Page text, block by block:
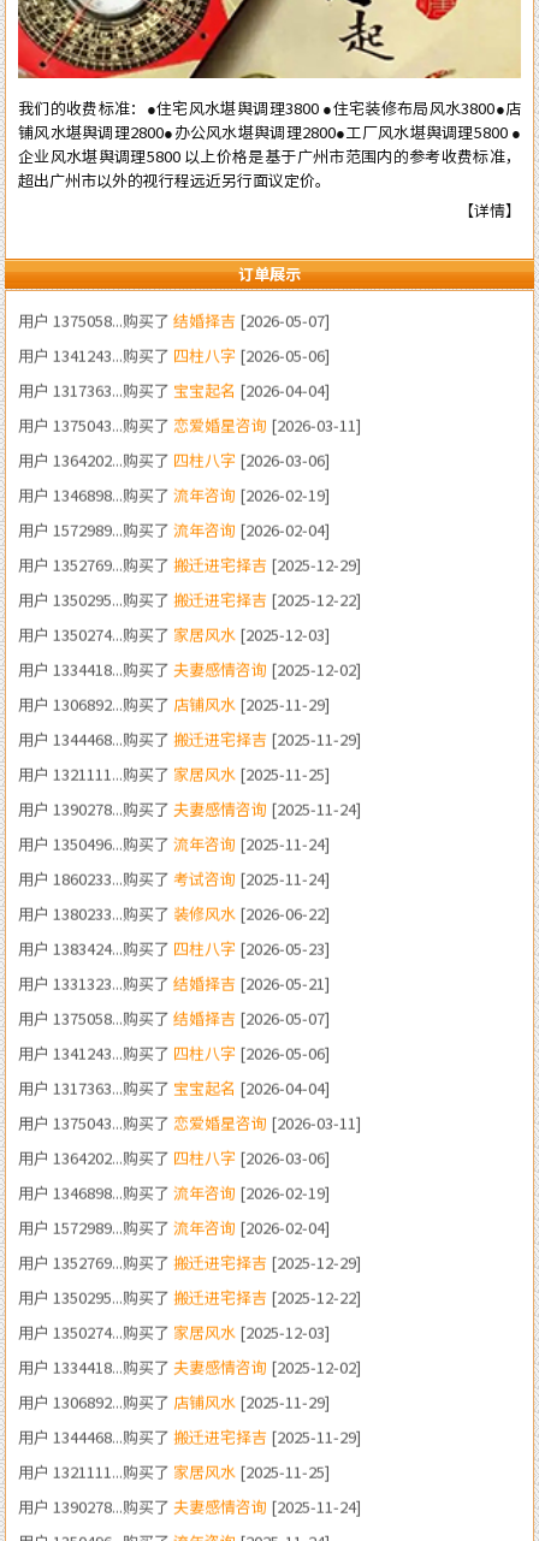
我们的收费标准：●住宅风水堪舆调理3800 ●住宅装修布局风水3800●店
铺风水堪舆调理2800●办公风水堪舆调理2800●工厂风水堪舆调理5800 ●
企业风水堪舆调理5800 以上价格是基于广州市范围内的参考收费标准，
超出广州市以外的视行程远近另行面议定价。
【详情】
订单展示
用户 1380233...购买了装修风水[2026-06-22]
用户 1383424...购买了四柱八字[2026-05-23]
用户 1341243...购买了四柱八字[2026-05-06]
用户 1317363...购买了 宝宝起名 [2026-04-04]
用户 1375043...购买了 恋爱婚星咨询[2026-03-11]
用户 1364202...购买了 四柱八字 [2026-03-06]
用户 1346898...购买了 流年咨询[2026-02-19]
用户 1572989...购买了 流年咨询 [2026-02-04]
用户 1352769...购买了 搬迁进宅择吉[2025-12-29]
用户 1350295...购买了 搬迁进宅择吉[2025-12-22]
用户 1350274...购买了 家居风水[2025-12-03]
用户 1334418...购买了 夫妻感情咨询 [2025-12-02]
用户 1306892...购买了 店铺风水 [2025-11-29]
用户 1344468...购买了 搬迁进宅择吉 [2025-11-29]
用户 1321111...购买了 家居风水 [2025-11-25]
用户 1390278...购买了 夫妻感情咨询 [2025-11-24]
用户 1350496...购买了 流年咨询 [2025-11-24]
用户 1860233...购买了 考试咨询[2025-11-24]
用户 1380233...购买了 装修风水 [2026-06-22]
用户 1383424...购买了 四柱八字 [2026-05-23]
用户 1331323...购买了 结婚择吉 [2026-05-21]
用户 1375058...购买了 结婚择吉 [2026-05-07]
用户 1341243...购买了 四柱八字 [2026-05-06]
用户 1317363...购买了 宝宝起名 [2026-04-04]
用户 1375043...购买了 恋爱婚星咨询[2026-03-11]
用户 1364202...购买了 四柱八字 [2026-03-06]
用户 1346898...购买了 流年咨询[2026-02-19]
用户 1572989...购买了 流年咨询 [2026-02-04]
用户 1352769...购买了 搬迁进宅择吉[2025-12-29]
用户 1350295...购买了 搬迁进宅择吉[2025-12-22]
用户 1350274...购买了 家居风水[2025-12-03]
用户 1334418...购买了 夫妻感情咨询 [2025-12-02]
用户 1306892...购买了 店铺风水 [2025-11-29]
用户 1344468...购买了 搬迁进宅择吉 [2025-11-29]
用户 1321111...购买了 家居风水 [2025-11-25]
用户 1390278...购买了 夫妻感情咨询 [2025-11-24]
用户 1350496...购买了 流年咨询 [2025-11-24]
用户 1860233...购买了 考试咨询[2025-11-24]